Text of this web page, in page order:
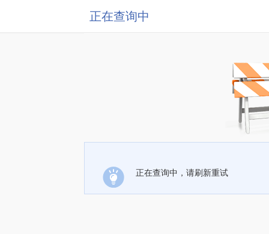
正在查询中
正在查询中，请刷新重试